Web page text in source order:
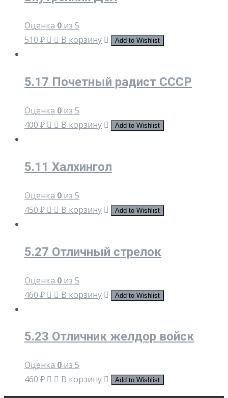
Оценка 0 из 5
510 ₽ В корзину Add to Wishlist
5.17 Почетный радист СССР
Оценка 0 из 5
400 ₽ В корзину Add to Wishlist
5.11 Халхингол
Оценка 0 из 5
450 ₽ В корзину Add to Wishlist
5.27 Отличный стрелок
Оценка 0 из 5
460 ₽ В корзину Add to Wishlist
5.23 Отличник желдор войск
Оценка 0 из 5
460 ₽ В корзину Add to Wishlist